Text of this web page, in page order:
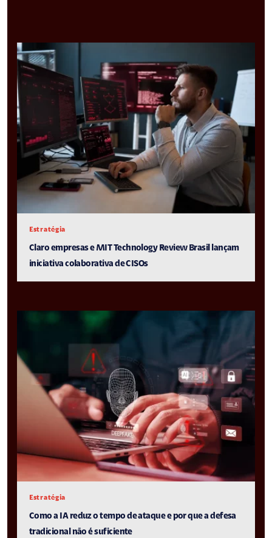
Estratégia
Claro empresas e MIT Technology Review Brasil lançam
iniciativa colaborativa de CISOs
Estratégia
Como a IA reduz o tempo de ataque e por que a defesa
tradicional não é suficiente